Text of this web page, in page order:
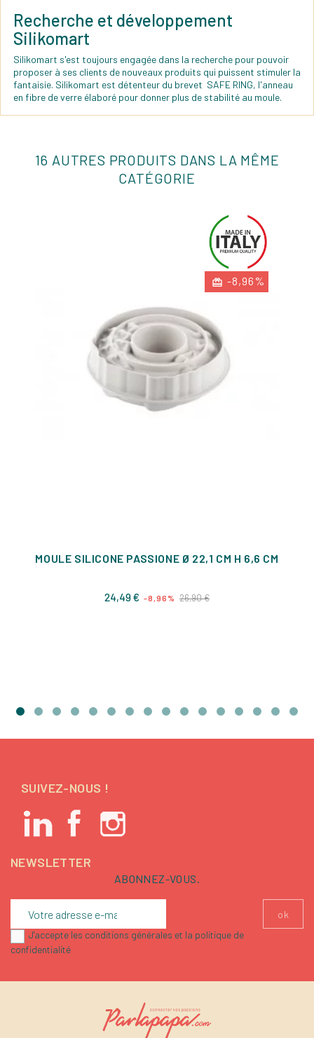
Recherche et développement
Silikomart
Silikomart s'est toujours engagée dans la recherche pour pouvoir
proposer à ses clients de nouveaux produits qui puissent stimuler la
fantaisie. Silikomart est détenteur du brevet SAFE RING, l'anneau
en fibre de verre élaboré pour donner plus de stabilité au moule.
16 AUTRES PRODUITS DANS LA MÊME
CATÉGORIE
-8,96%
MOULE SILICONE PASSIONE Ø 22,1 CM H 6,6 CM
24,49 € Prix
-8,96% 26,90 €Prix
SUIVEZ-NOUS !
NEWSLETTER
ABONNEZ-VOUS.
J'accepte les conditions générales et la politique de
confidentialité